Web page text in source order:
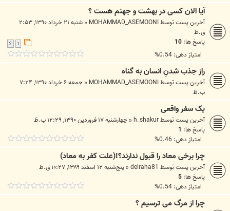
آیا الان کسی در بهشت و جهنم هست ؟
آخرین پست توسطMOHAMMAD_ASEMOONI
«
شنبه ۲۱ خرداد ۱۳۹۰, ۲:۵۳
ق.ظ
پاسخ ها: 10
امتیاز دهی: 0.54%
راز جذب شدنِ انسان به گناه
آخرین پست توسطMOHAMMAD_ASEMOONI
«
جمعه ۶ خرداد ۱۳۹۰, ۷:۲۴
ب.ظ
یک سفر واقعی
آخرین پست توسطh_shakur
« چهارشنبه ۱۷ فروردین ۱۳۹۰, ۱۲:۲۹ ب.ظ
پاسخ ها: 1
امتیاز دهی: 0.46%
چرا برخی معاد را قبول ندارند؟!(علت کفر به معاد)
آخرین پست توسطdelraha81
« پنج‌شنبه ۱۲ اسفند ۱۳۸۹, ۱۰:۲۷ ق.ظ
پاسخ ها: 5
امتیاز دهی: 0.54%
چرا از مرگ می ترسیم ؟